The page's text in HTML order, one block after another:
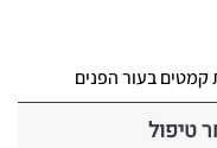
טיפול